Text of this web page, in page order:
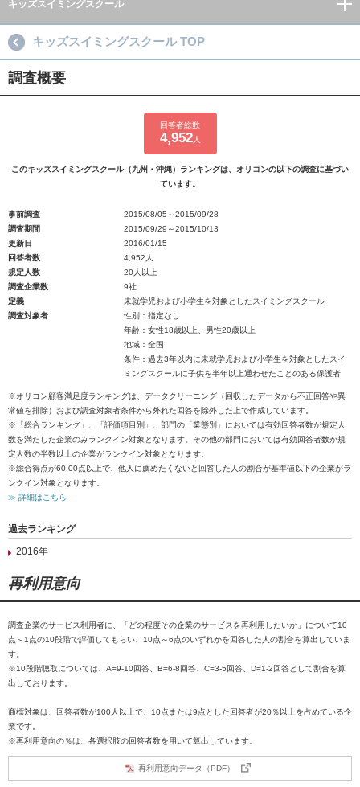
キッズスイミングスクール
キッズスイミングスクール TOP
調査概要
回答者総数
4,952人
このキッズスイミングスクール（九州・沖縄）ランキングは、オリコンの以下の調査に基づい
ています。
事前調査
2015/08/05～2015/09/28
調査期間
2015/09/29～2015/10/13
更新日
2016/01/15
回答者数
4,952人
規定人数
20人以上
調査企業数
9社
定義
未就学児および小学生を対象としたスイミングスクール
調査対象者
性別：指定なし
年齢：女性18歳以上、男性20歳以上
地域：全国
条件：過去3年以内に未就学児および小学生を対象としたスイ
ミングスクールに子供を半年以上通わせたことのある保護者
※オリコン顧客満足度ランキングは、データクリーニング（回収したデータから不正回答や異
常値を排除）および調査対象者条件から外れた回答を除外した上で作成しています。
※「総合ランキング」、「評価項目別」、部門の「業態別」においては有効回答者数が規定人
数を満たした企業のみランクイン対象となります。その他の部門においては有効回答者数が規
定人数の半数以上の企業がランクイン対象となります。
※総合得点が60.00点以上で、他人に薦めたくないと回答した人の割合が基準値以下の企業がラ
ンクイン対象となります。
≫ 詳細はこちら
過去ランキング
2016年
再利用意向
調査企業のサービス利用者に、「どの程度その企業のサービスを再利用したいか」について10
点～1点の10段階で評価してもらい、10点～6点のいずれかを回答した人の割合を算出していま
す。
※10段階聴取については、A=9-10回答、B=6-8回答、C=3-5回答、D=1-2回答として割合を算
出しております。
商標対象は、回答者数が100人以上で、10点または9点とした回答者が20％以上を占めている企
業です。
※再利用意向の％は、各選択肢の回答者数を用いて算出しています。
再利用意向データ（PDF）